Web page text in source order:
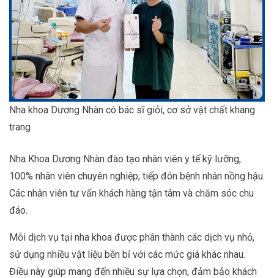
Nha khoa Dương Nhàn có bác sĩ giỏi, cơ sở vật chất khang
trang
Nha Khoa Dương Nhàn đào tạo nhân viên y tế kỹ lưỡng,
100% nhân viên chuyên nghiệp, tiếp đón bệnh nhân nồng hậu.
Các nhân viên tư vấn khách hàng tận tâm và chăm sóc chu
đáo.
Mỗi dịch vụ tại nha khoa được phân thành các dịch vụ nhỏ,
sử dụng nhiều vật liệu bền bỉ với các mức giá khác nhau.
Điều này giúp mang đến nhiều sự lựa chọn, đảm bảo khách